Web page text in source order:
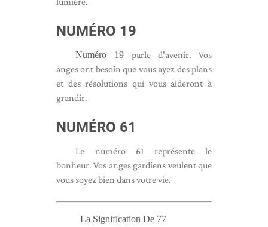
NUMÉRO 19
Numéro 19 parle d'avenir. Vos
anges ont besoin que vous ayez des plans
et des résolutions qui vous aideront à
grandir.
NUMÉRO 61
Le numéro 61 représente le
bonheur. Vos anges gardiens veulent que
vous soyez bien dans votre vie.
La Signification De 77